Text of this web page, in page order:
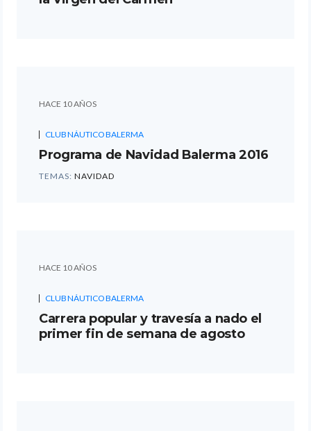
HACE 10 AÑOS
CLUB NÁUTICO BALERMA
Programa de Navidad Balerma 2016
TEMAS: NAVIDAD
HACE 10 AÑOS
CLUB NÁUTICO BALERMA
Carrera popular y travesía a nado el
primer fin de semana de agosto